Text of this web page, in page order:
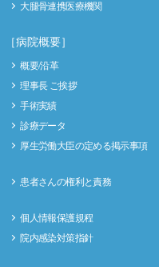
大腿骨連携医療機関
［病院概要］
概要/沿革
理事長 ご挨拶
手術実績
診療データ
厚生労働大臣の定める掲示事項
患者さんの権利と責務
個人情報保護規程
院内感染対策指針